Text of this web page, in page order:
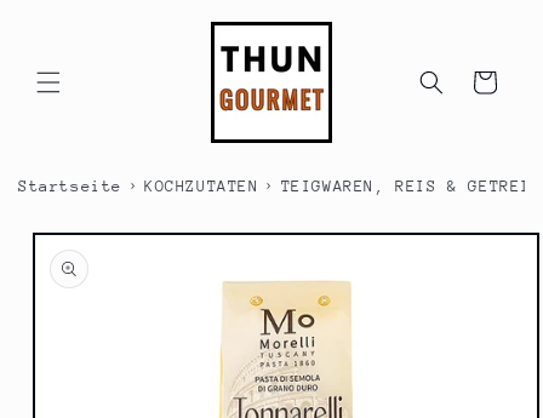
Warenkorb
Startseite › KOCHZUTATEN › TEIGWAREN, REIS &